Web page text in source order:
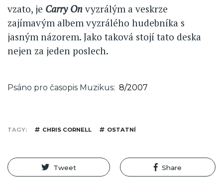
vzato, je Carry On vyzrálým a veskrze
zajímavým albem vyzrálého hudebníka s
jasným názorem. Jako taková stojí tato deska
nejen za jeden poslech.
Psáno pro časopis Muzikus 8/2007
TAGY CHRIS CORNELL OSTATNÍ
Tweet Share